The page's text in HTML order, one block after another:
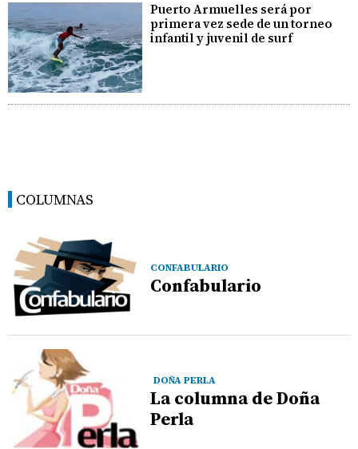
Puerto Armuelles será por
primera vez sede de un torneo
infantil y juvenil de surf
COLUMNAS
CONFABULARIO
Confabulario
DOÑA PERLA
La columna de Doña
Perla